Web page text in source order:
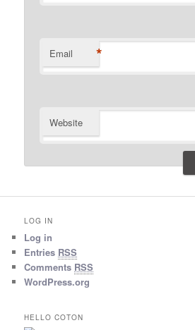
Email *
Website
LOG IN
Log in
Entries RSS
Comments RSS
WordPress.org
HELLO COTON